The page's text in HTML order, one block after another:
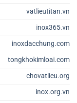
vatlieutitan.vn
inox365.vn
inoxdacchung.com
tongkhokimloai.com
chovatlieu.org
inox.org.vn